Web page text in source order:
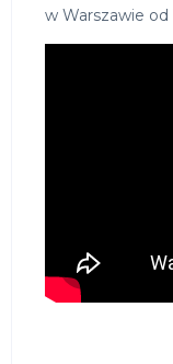
w Warszawie od